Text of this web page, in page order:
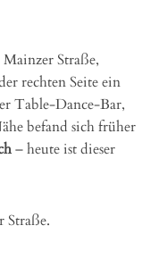
Straße,
rechten Seite ein
Table-Dance-Bar,
befand sich früher
– heute ist dieser
Straße.